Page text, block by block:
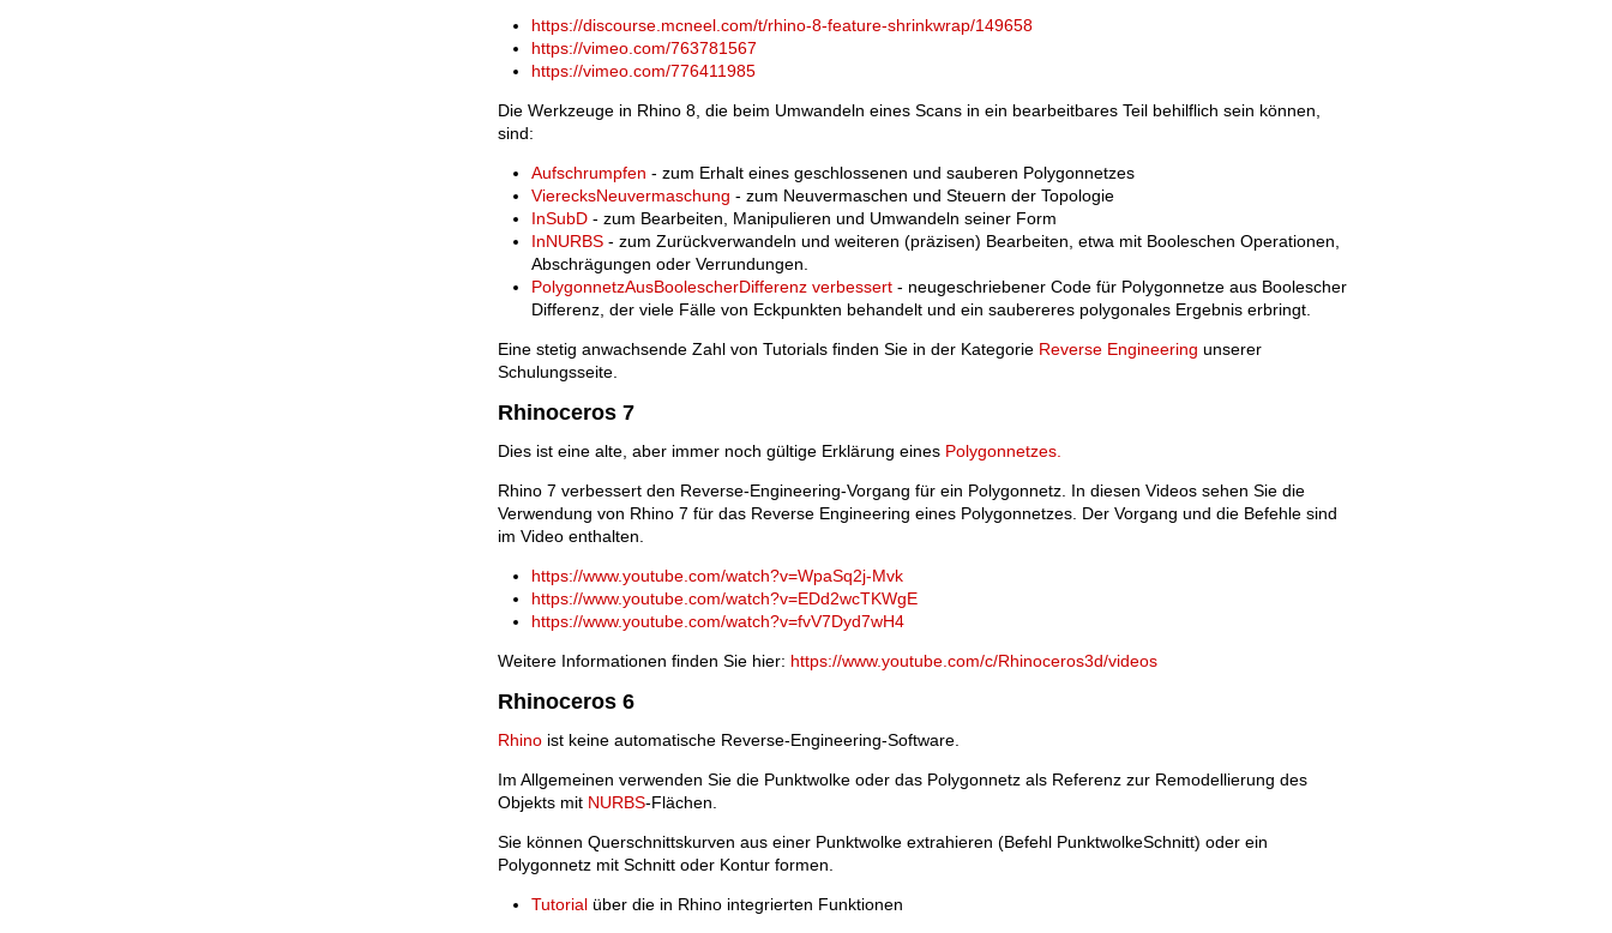
https://discourse.mcneel.com/t/rhino-8-feature-shrinkwrap/149658
https://vimeo.com/763781567
https://vimeo.com/776411985
Die Werkzeuge in Rhino 8, die beim Umwandeln eines Scans in ein bearbeitbares Teil behilflich sein können,
sind:
Aufschrumpfen - zum Erhalt eines geschlossenen und sauberen Polygonnetzes
VierecksNeuvermaschung - zum Neuvermaschen und Steuern der Topologie
InSubD - zum Bearbeiten, Manipulieren und Umwandeln seiner Form
InNURBS - zum Zurückverwandeln und weiteren (präzisen) Bearbeiten, etwa mit Booleschen Operationen,
Abschrägungen oder Verrundungen.
PolygonnetzAusBoolescherDifferenz verbessert - neugeschriebener Code für Polygonnetze aus Boolescher
Differenz, der viele Fälle von Eckpunkten behandelt und ein saubereres polygonales Ergebnis erbringt.
Eine stetig anwachsende Zahl von Tutorials finden Sie in der Kategorie Reverse Engineering unserer
Schulungsseite.
Rhinoceros 7
Dies ist eine alte, aber immer noch gültige Erklärung eines Polygonnetzes.
Rhino 7 verbessert den Reverse-Engineering-Vorgang für ein Polygonnetz. In diesen Videos sehen Sie die
Verwendung von Rhino 7 für das Reverse Engineering eines Polygonnetzes. Der Vorgang und die Befehle sind
im Video enthalten.
https://www.youtube.com/watch?v=WpaSq2j-Mvk
https://www.youtube.com/watch?v=EDd2wcTKWgE
https://www.youtube.com/watch?v=fvV7Dyd7wH4
Weitere Informationen finden Sie hier: https://www.youtube.com/c/Rhinoceros3d/videos
Rhinoceros 6
Rhino ist keine automatische Reverse-Engineering-Software.
Im Allgemeinen verwenden Sie die Punktwolke oder das Polygonnetz als Referenz zur Remodellierung des
Objekts mit NURBS-Flächen.
Sie können Querschnittskurven aus einer Punktwolke extrahieren (Befehl PunktwolkeSchnitt) oder ein
Polygonnetz mit Schnitt oder Kontur formen.
Tutorial über die in Rhino integrierten Funktionen